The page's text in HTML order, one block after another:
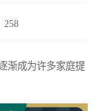
258
渐成为许多家庭提